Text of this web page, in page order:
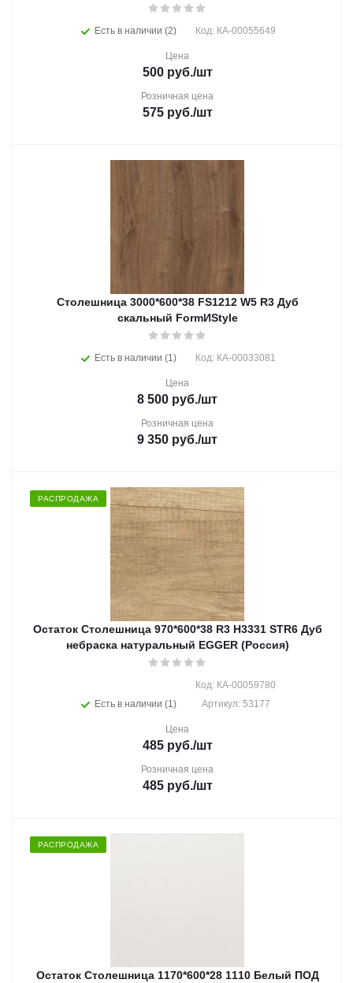
Есть в наличии (2) Код: КА-00055649
Цена
500руб./шт
Розничная цена
575руб./шт
Столешница 3000*600*38 FS1212 W5 R3 Дуб
скальный FormИStyle
Есть в наличии (1) Код: КА-00033081
Цена
8 500 руб./шт
Розничная цена
9 350 руб./шт
РАСПРОДАЖА
Остаток Столешница 970*600*38 R3 H3331 STR6 Дуб
небраска натуральный EGGER (Россия)
Есть в наличии (1)
Код: КА-00059780
Артикул: 53177
Цена
485руб./шт
Розничная цена
485руб./шт
РАСПРОДАЖА
Остаток Столешница 1170*600*28 1110 Белый ПОД